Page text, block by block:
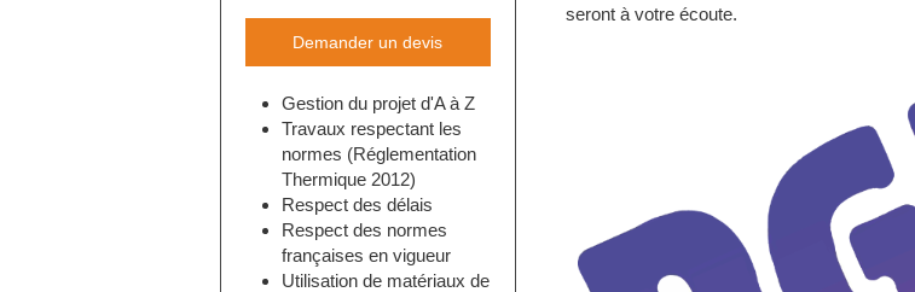
seront à votre écoute.
Demander un devis
Gestion du projet d'A à Z
Travaux respectant les
normes (Réglementation
Thermique 2012)
Respect des délais
Respect des normes
françaises en vigueur
Utilisation de matériaux de